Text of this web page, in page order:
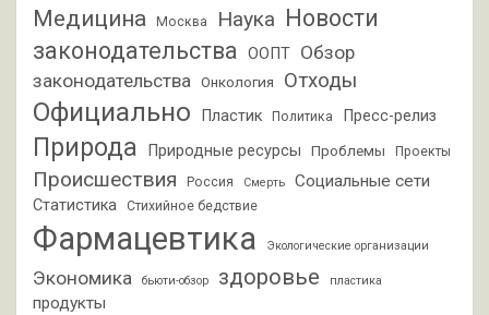
Медицина Москва Наука
Новости
законодательства ООПТ Обзор
законодательства Онкология Отходы
Официально Пластик Политика Пресс-релиз
Природа Природные ресурсы Проблемы Проекты
Происшествия Россия Смерть Социальные сети
Статистика Стихийное бедствие
Фармацевтика Экологические организации
Экономика бьюти-обзор здоровье пластика
продукты